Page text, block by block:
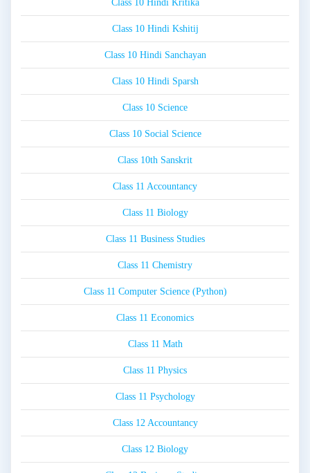
Class 10 Hindi Kritika
Class 10 Hindi Kshitij
Class 10 Hindi Sanchayan
Class 10 Hindi Sparsh
Class 10 Science
Class 10 Social Science
Class 10th Sanskrit
Class 11 Accountancy
Class 11 Biology
Class 11 Business Studies
Class 11 Chemistry
Class 11 Computer Science (Python)
Class 11 Economics
Class 11 Math
Class 11 Physics
Class 11 Psychology
Class 12 Accountancy
Class 12 Biology